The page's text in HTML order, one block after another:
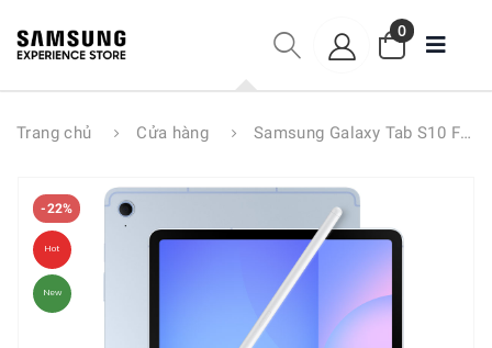
0
Trang chủ Cửa hàng Samsung Galaxy Tab S10 FE+ WIFI 8GB/128GB
-22%
Hot
New